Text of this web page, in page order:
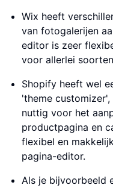
Wix heeft
van fotogalerijen
editor is zeer
voor allerlei
Shopify heeft wel
'theme
nuttig voor het
productpagina en
flexibel en
pagina-editor.
Als je bijvoorbeeld